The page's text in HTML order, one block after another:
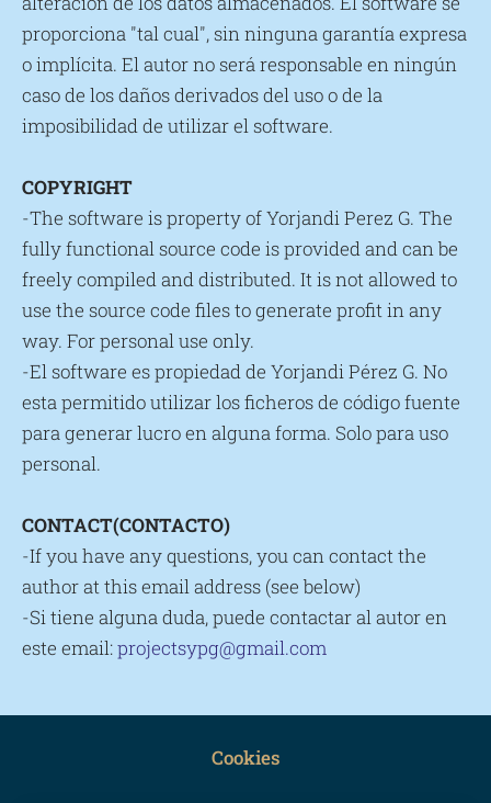
proporciona "tal cual", sin ninguna garantía expresa
o implícita. El autor no será responsable en ningún
caso de los daños derivados del uso o de la
imposibilidad de utilizar el software.
COPYRIGHT
-The software is property of Yorjandi Perez G. The
fully functional source code is provided and can be
freely compiled and distributed. It is not allowed to
use the source code files to generate profit in any
way. For personal use only.
-El software es propiedad de Yorjandi Pérez G. No
esta permitido utilizar los ficheros de código fuente
para generar lucro en alguna forma. Solo para uso
personal.
CONTACT(CONTACTO)
-If you have any questions, you can contact the
author at this email address (see below)
-Si tiene alguna duda, puede contactar al autor en
este email:projectsypg@gmail.com
Cookies